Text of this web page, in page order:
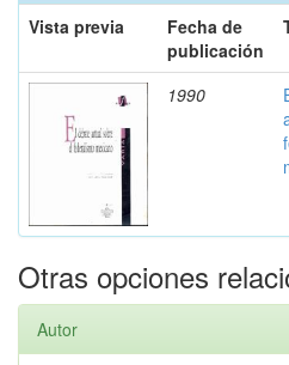
Vista previa
Fecha de
publicación
1990
Otras opciones
Autor